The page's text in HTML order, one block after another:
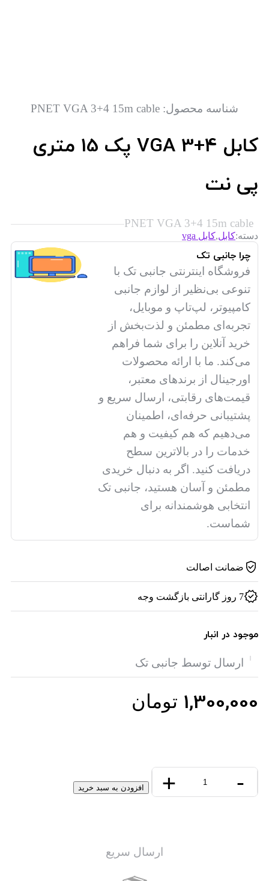
شناسه محصول: PNET VGA 3+4 15m cable
کابل VGA 3+4 پک 15 متری
پی نت
PNET VGA 3+4 15m cable
دسته:کابل,کابل vga
چرا جانبی تک
فروشگاه اینترنتی جانبی تک با
تنوعی بی‌نظیر از لوازم جانبی
کامپیوتر، لپ‌تاپ و موبایل،
تجربه‌ای مطمئن و لذت‌بخش از
خرید آنلاین را برای شما فراهم
می‌کند. ما با ارائه محصولات
اورجینال از برندهای معتبر،
قیمت‌های رقابتی، ارسال سریع و
پشتیبانی حرفه‌ای، اطمینان
می‌دهیم که هم کیفیت و هم
خدمات را در بالاترین سطح
دریافت کنید. اگر به دنبال خریدی
مطمئن و آسان هستید، جانبی تک
انتخابی هوشمندانه برای
شماست.
ضمانت اصالت
7 روز گارانتی بازگشت وجه
موجود در انبار
ارسال توسط جانبی تک
1,300,000 تومان
کابل
VGA
-
+ افزودن به سبد خرید
ارسال سریع